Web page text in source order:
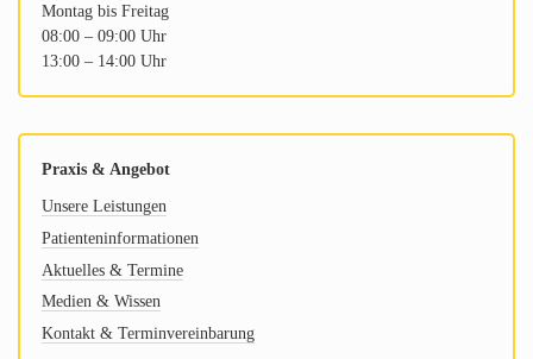
Montag bis Freitag
08:00 – 09:00 Uhr
13:00 – 14:00 Uhr
Praxis & Angebot
Unsere Leistungen
Patienteninformationen
Aktuelles & Termine
Medien & Wissen
Kontakt & Terminvereinbarung